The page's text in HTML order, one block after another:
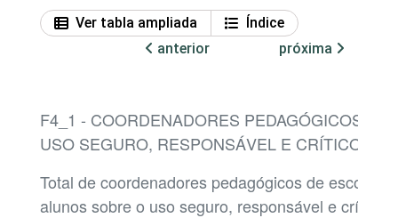
Ver tabla ampliada
Índice
anterior
próxima
F4_1 - COORDENADORES PEDAGÓGICOS,
USO SEGURO, RESPONSÁVEL E CRÍTICO DA
Total de coordenadores pedagógicos de escolas
alunos sobre o uso seguro, responsável e crítico